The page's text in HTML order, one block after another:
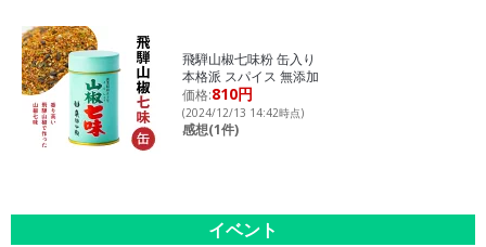
飛騨山椒七味粉 缶入り
本格派 スパイス 無添加
価格:810円
(2024/12/13 14:42時点)
感想(1件)
イベント